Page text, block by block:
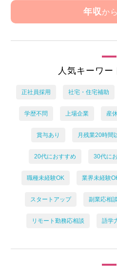
年収 か
人気キーワー
正社員採用 社宅・住宅補助
学歴不問 上場企業 産
賞与あり 月残業20時間
20代におすすめ 30代に
職種未経験OK 業界未経験
スタートアップ 副業応相談
リモート勤務応相談 語学